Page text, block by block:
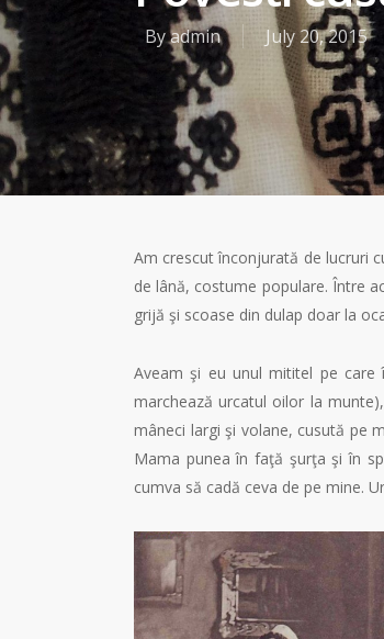
Byadmin July 20, 2015
Am crescut înconjurată de lucruri
de lână, costume populare. Între
grijă şi scoase din dulap doar la
Aveam şi eu unul mititel pe
marchează urcatul oilor la
mâneci largi şi volane, cusută pe
Mama punea în faţă şurţa şi în
cumva să cadă ceva de pe mine.